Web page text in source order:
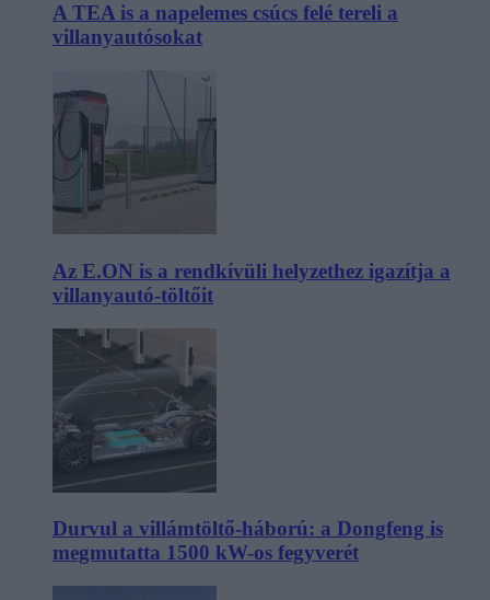
A TEA is a napelemes csúcs felé tereli a
villanyautósokat
Az E.ON is a rendkívüli helyzethez igazítja a
villanyautó-töltőit
Durvul a villámtöltő-háború: a Dongfeng is
megmutatta 1500 kW-os fegyverét